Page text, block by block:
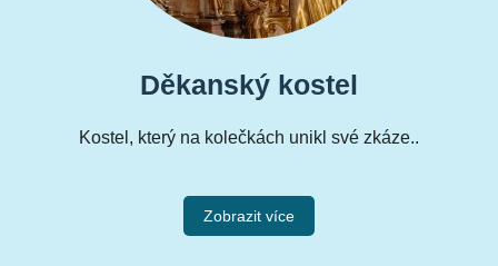
Děkanský kostel
Kostel, který na kolečkách unikl své zkáze..
Zobrazit více